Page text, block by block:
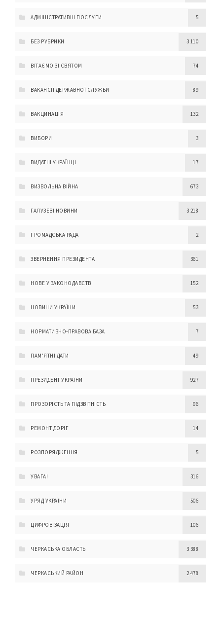
АДМІНІСТРАТИВНІ ПОСЛУГИ 5
БЕЗ РУБРИКИ 3 110
ВІТАЄМО ЗІ СВЯТОМ 74
ВАКАНСІЇ ДЕРЖАВНОЇ СЛУЖБИ 89
ВАКЦИНАЦІЯ 132
ВИБОРИ 3
ВИДАТНІ УКРАЇНЦІ 17
ВИЗВОЛЬНА ВІЙНА 673
ГАЛУЗЕВІ НОВИНИ 3 218
ГРОМАДСЬКА РАДА 2
ЗВЕРНЕННЯ ПРЕЗИДЕНТА 361
НОВЕ У ЗАКОНОДАВСТВІ 152
НОВИНИ УКРАЇНИ 53
НОРМАТИВНО-ПРАВОВА БАЗА 7
ПАМ'ЯТНІ ДАТИ 49
ПРЕЗИДЕНТ УКРАЇНИ 927
ПРОЗОРІСТЬ ТА ПІДЗВІТНІСТЬ 96
РЕМОНТ ДОРІГ 14
РОЗПОРЯДЖЕННЯ 5
УВАГА! 316
УРЯД УКРАЇНИ 506
ЦИФРОВІЗАЦІЯ 106
ЧЕРКАСЬКА ОБЛАСТЬ 3 388
ЧЕРКАСЬКИЙ РАЙОН 2 478